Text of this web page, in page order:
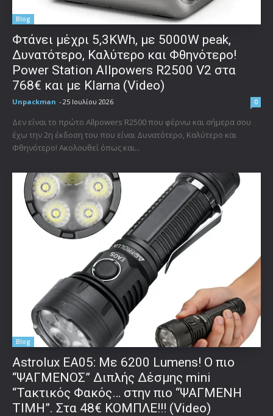
Blog
Φτάνει μέχρι 5,3KWh, με 5000W peak,
Δυνατότερο, Καλύτερο και Φθηνότερο!
Power Station Allpowers R2500 V2 στα
768€ και με Klarna (Video)
Unpackman - 25 Ιουλίου 2026 0
Δεν είναι το πρώτο Allpowers R2500 που φέρνω και σήμερα σου
έχω την 2η έκδοση του που είναι Δυνατότερο, Καλύτερο και
Φθηνότερο! Ακολουθεί όπως και...
Blog
Astrolux ΕΑ05: Με 6200 Lumens! Ο πιο
“ΨΑΓΜΕΝΟΣ” Διπλής Δέσμης mini
“Τακτικός Φακός… στην πιο “ΨΑΓΜΕΝΗ
ΤΙΜΗ”. Στα 48€ ΚΟΜΠΛΕ!!! (Video)